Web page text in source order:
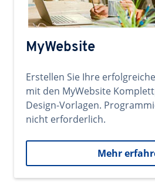
MyWebsite
Erstellen Sie Ihre
mit den MyWebsite
Design-Vorlagen.
nicht erforderlich.
Mehr